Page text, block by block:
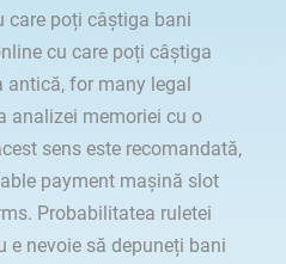
care poți câștiga bani
cu care poți câștiga
for many legal
analizei memoriei cu o
sens este recomandată,
payment mașină slot
Probabilitatea ruletei
e nevoie să depuneți bani